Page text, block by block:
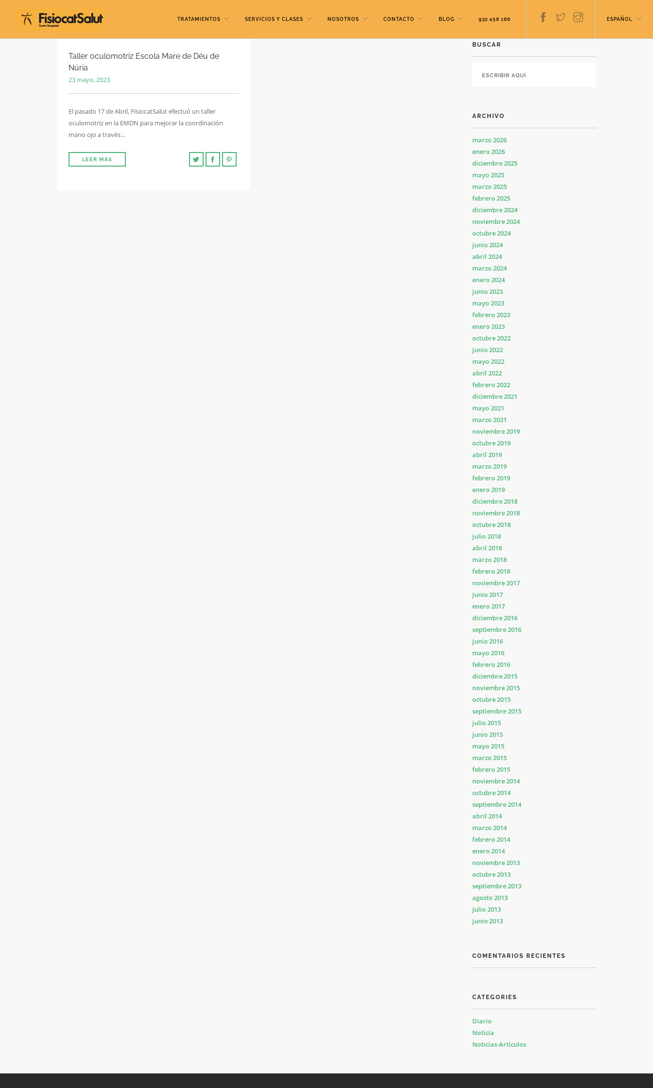
TRATAMIENTOS SERVICIOS Y CLASES NOSOTROS CONTACTO BLOG 932 458 166 ESPAÑOL
Taller oculomotriz Escola Mare de Déu de
Núria
23 mayo, 2023
El pasado 17 de Abril, FisiocatSalut efectuó un taller
oculomotriz en la EMDN para mejorar la coordinación
mano ojo a través…
LEER MÁS
BUSCAR
ARCHIVO
marzo 2026
enero 2026
diciembre 2025
mayo 2025
marzo 2025
febrero 2025
diciembre 2024
noviembre 2024
octubre 2024
junio 2024
abril 2024
marzo 2024
enero 2024
junio 2023
mayo 2023
febrero 2023
enero 2023
octubre 2022
junio 2022
mayo 2022
abril 2022
febrero 2022
diciembre 2021
mayo 2021
marzo 2021
noviembre 2019
octubre 2019
abril 2019
marzo 2019
febrero 2019
enero 2019
diciembre 2018
noviembre 2018
octubre 2018
julio 2018
abril 2018
marzo 2018
febrero 2018
noviembre 2017
junio 2017
enero 2017
diciembre 2016
septiembre 2016
junio 2016
mayo 2016
febrero 2016
diciembre 2015
noviembre 2015
octubre 2015
septiembre 2015
julio 2015
junio 2015
mayo 2015
marzo 2015
febrero 2015
noviembre 2014
octubre 2014
septiembre 2014
abril 2014
marzo 2014
febrero 2014
enero 2014
noviembre 2013
octubre 2013
septiembre 2013
agosto 2013
julio 2013
junio 2013
COMENTARIOS RECIENTES
CATEGORIES
Diario
Notícia
Noticias-Artículos